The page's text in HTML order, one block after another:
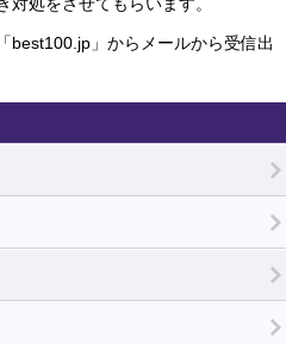
best100.jp」からメールから受信出